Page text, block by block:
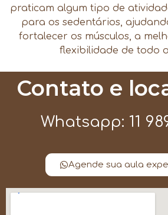
praticam algum tipo de
para os sedentários,
fortalecer os músculos, a
flexibilidade de todo
Contato e
Whatsapp: 11
Agende sua aula